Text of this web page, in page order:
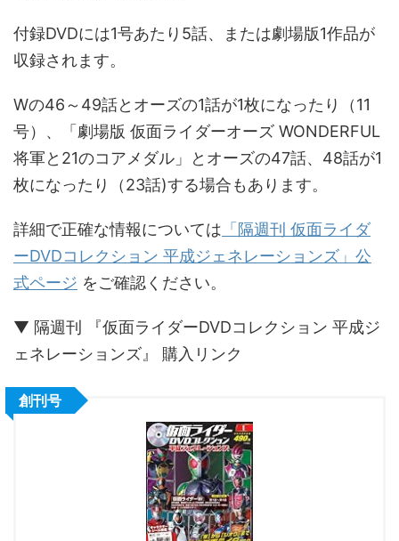
付録DVDには1号あたり5話、または劇場版1作品が
収録されます。
Wの46～49話とオーズの1話が1枚になったり（11
号）、「劇場版 仮面ライダーオーズ WONDERFUL
将軍と21のコアメダル」とオーズの47話、48話が1
枚になったり（23話)する場合もあります。
詳細で正確な情報については 「隔週刊 仮面ライダ
ーDVDコレクション 平成ジェネレーションズ」公
式ページ をご確認ください。
▼ 隔週刊 『仮面ライダーDVDコレクション 平成ジ
ェネレーションズ』 購入リンク
創刊号